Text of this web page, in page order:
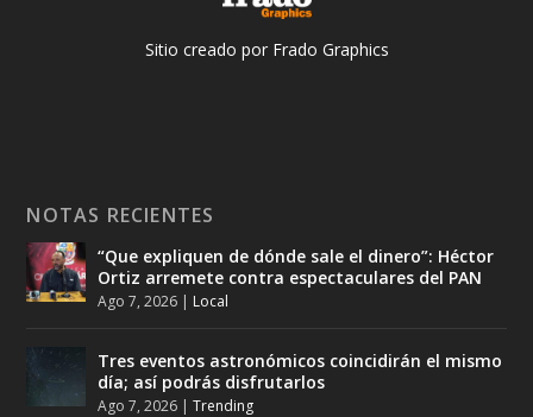
Sitio creado por Frado Graphics
NOTAS RECIENTES
“Que expliquen de dónde sale el dinero”: Héctor
Ortiz arremete contra espectaculares del PAN
Ago 7, 2026 | Local
Tres eventos astronómicos coincidirán el mismo
día; así podrás disfrutarlos
Ago 7, 2026 |Trending